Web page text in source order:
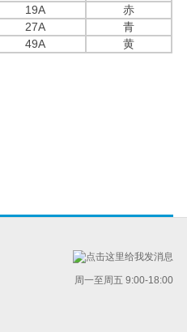
19A
赤
27A
青
49A 黄
周一至周五 9:00-18:00